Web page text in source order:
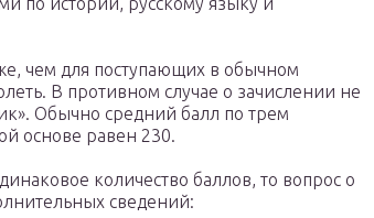
чем для поступающих в обычном
В противном случае о зачислении не
Обычно средний балл по трем
основе равен 230.
количество баллов, то вопрос о
сведений: